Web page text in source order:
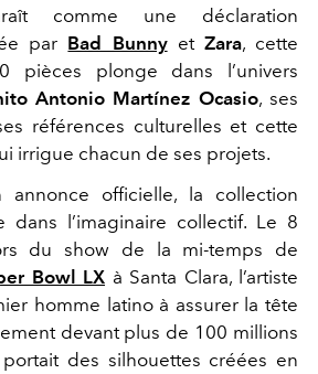
comme une déclaration
par Bad Bunnyet Zara, cette
pièces plonge dans l’univers
Antonio Martínez Ocasio, ses
références culturelles et cette
irrigue chacun de ses projets.
annonce officielle, la collection
dans l’imaginaire collectif. Le 8
du show de la mi-temps de
Bowl LX à Santa Clara, l’artiste
homme latino à assurer la tête
devant plus de 100 millions
des silhouettes créées en